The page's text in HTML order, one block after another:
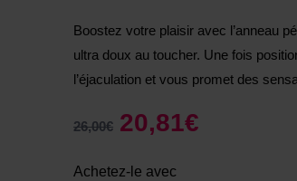
Boostez votre plaisir avec l’anneau
ultra doux au toucher. Une fois
l’éjaculation et vous promet des
26,00€ 20,81€
Achetez-le avec